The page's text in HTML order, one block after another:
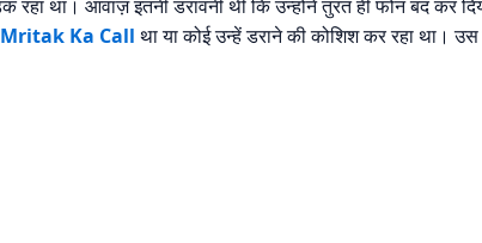
रहा था। आवाज़ इतनी डरावनी थी कि उन्होंने तुरंत ही फोन बंद कर
Mritak Ka Call था या कोई उन्हें डराने की कोशिश कर रहा था।